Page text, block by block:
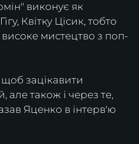
виконує як
Квітку Цісик, тобто
мистецтво з поп-
зацікавити
але також і через те,
Яценко в інтерв'ю